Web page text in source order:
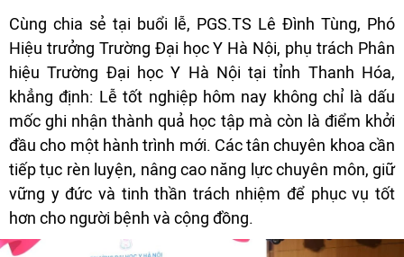
Cùng chia sẻ tại buổi lễ, PGS.TS Lê Đình Tùng, Phó
Hiệu trưởng Trường Đại học Y Hà Nội, phụ trách Phân
hiệu Trường Đại học Y Hà Nội tại tỉnh Thanh Hóa,
khẳng định: Lễ tốt nghiệp hôm nay không chỉ là dấu
mốc ghi nhận thành quả học tập mà còn là điểm khởi
đầu cho một hành trình mới. Các tân chuyên khoa cần
tiếp tục rèn luyện, nâng cao năng lực chuyên môn, giữ
vững y đức và tinh thần trách nhiệm để phục vụ tốt
hơn cho người bệnh và cộng đồng.